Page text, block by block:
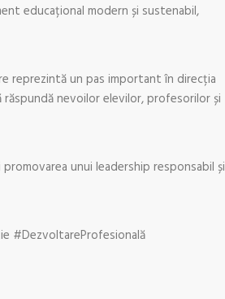
educațional modern și sustenabil,
reprezintă un pas important în direcția
răspundă nevoilor elevilor, profesorilor și
unui leadership responsabil și
#DezvoltareProfesională